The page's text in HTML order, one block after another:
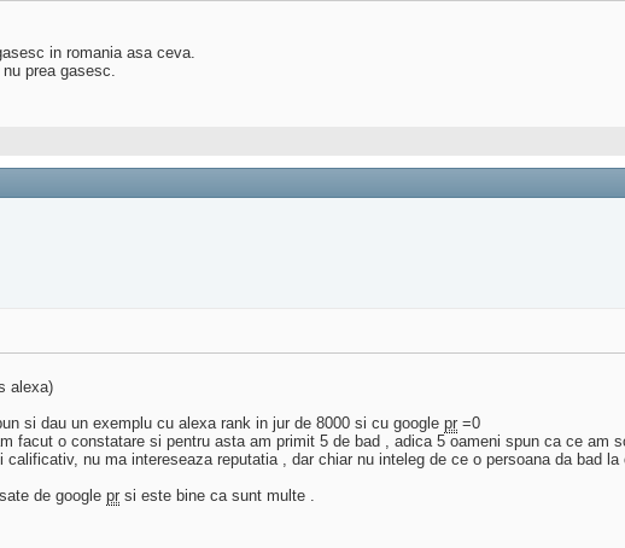
in romania asa ceva.
prea gasesc.
alexa)
si dau un exemplu cu alexa rank in jur de 8000 si cu google pr =0
facut o constatare si pentru asta am primit 5 de bad , adica 5 oameni spun ca ce am
nu ma intereseaza reputatia , dar chiar nu inteleg de ce o persoana da bad
de google pr si este bine ca sunt multe .